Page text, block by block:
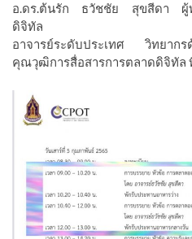
อ.ดร.ต้นรัก ธวัชชัย สุขสีดา ผู้ท
ดิจิทัล
อาจารย์ระดับประเทศ วิทยาก
คุณวุฒิการสื่อสารการตลาดดิจิทัล